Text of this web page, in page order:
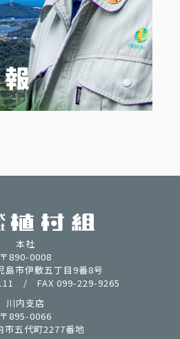
本社
〒890-0008
島市伊敷五丁目9番8号
/ FAX 099-229-9265
川内支店
〒895-0066
市五代町2277番地